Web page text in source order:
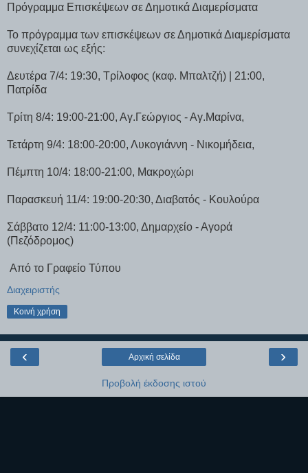
Πρόγραμμα Επισκέψεων σε Δημοτικά Διαμερίσματα
Το πρόγραμμα των επισκέψεων σε Δημοτικά Διαμερίσματα
συνεχίζεται ως εξής:
Δευτέρα 7/4: 19:30, Τρίλοφος (καφ. Μπαλτζή) | 21:00,
Πατρίδα
Τρίτη 8/4: 19:00-21:00, Αγ.Γεώργιος - Αγ.Μαρίνα,
Τετάρτη 9/4: 18:00-20:00, Λυκογιάννη - Νικομήδεια,
Πέμπτη 10/4: 18:00-21:00, Μακροχώρι
Παρασκευή 11/4: 19:00-20:30, Διαβατός - Κουλούρα
Σάββατο 12/4: 11:00-13:00, Δημαρχείο - Αγορά
(Πεζόδρομος)
Από το Γραφείο Τύπου
Διαχειριστής
Κοινή χρήση
‹ ›
Αρχική σελίδα
Προβολή έκδοσης ιστού